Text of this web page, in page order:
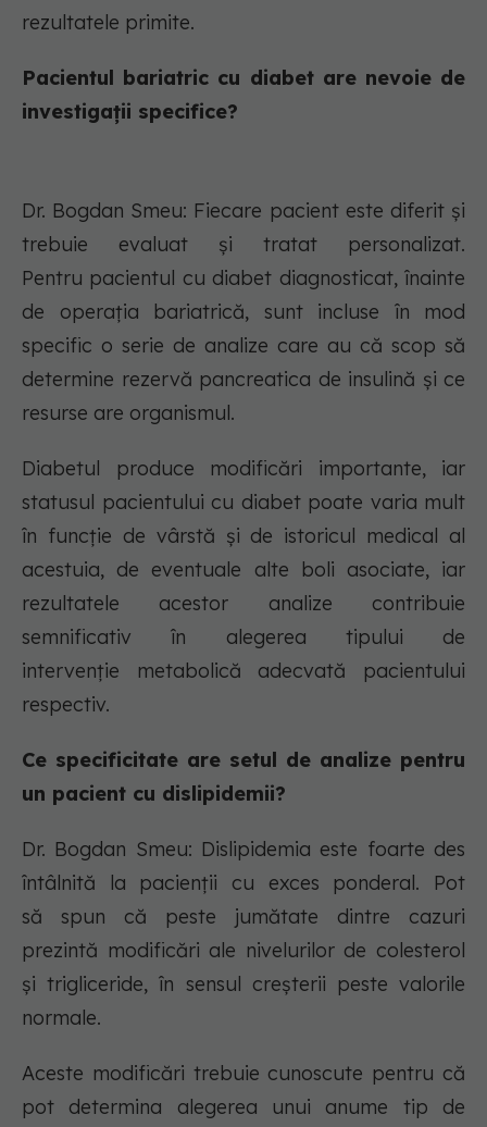
rezultatele primite.
Pacientul bariatric cu diabet are nevoie de
investigații specifice?
Dr. Bogdan Smeu: Fiecare pacient este diferit și
trebuie evaluat și tratat personalizat.
Pentru pacientul cu diabet diagnosticat, înainte
de operația bariatrică, sunt incluse în mod
specific o serie de analize care au că scop să
determine rezervă pancreatica de insulină și ce
resurse are organismul.
Diabetul produce modificări importante, iar
statusul pacientului cu diabet poate varia mult
în funcție de vârstă și de istoricul medical al
acestuia, de eventuale alte boli asociate, iar
rezultatele acestor analize contribuie
semnificativ în alegerea tipului de
intervenție metabolică adecvată pacientului
respectiv.
Ce specificitate are setul de analize pentru
un pacient cu dislipidemii?
Dr. Bogdan Smeu: Dislipidemia este foarte des
întâlnită la pacienții cu exces ponderal. Pot
să spun că peste jumătate dintre cazuri
prezintă modificări ale nivelurilor de colesterol
și trigliceride, în sensul creșterii peste valorile
normale.
Aceste modificări trebuie cunoscute pentru că
pot determina alegerea unui anume tip de